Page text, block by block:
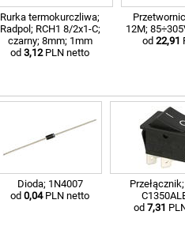
Rurka termokurczliwa;
Radpol; RCH1 8/2x1-C;
czarny; 8mm; 1mm
od 3,12PLN netto
12M;
od 22,91
Dioda; 1N4007
od 0,04PLN netto
od 7,31